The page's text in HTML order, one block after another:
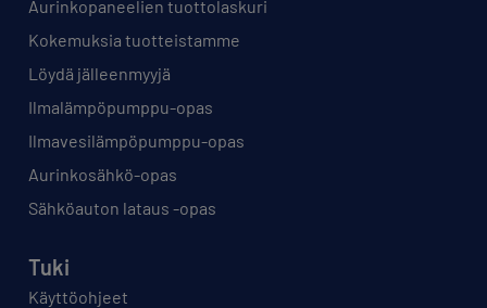
Aurinkopaneelien tuottolaskuri
Kokemuksia tuotteistamme
Löydä jälleenmyyjä
Ilmalämpöpumppu-opas
Ilmavesilämpöpumppu-opas
Aurinkosähkö-opas
Sähköauton lataus -opas
Tuki
Käyttöohjeet